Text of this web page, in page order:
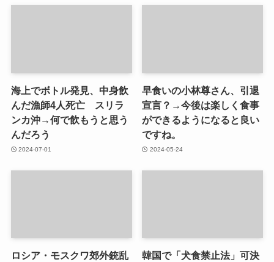
海上でボトル発見、中身飲
んだ漁師4人死亡 スリラ
ンカ沖→何で飲もうと思う
んだろう
2024-07-01
早食いの小林尊さん、引退
宣言？→今後は楽しく食事
ができるようになると良い
ですね。
2024-05-24
ロシア・モスクワ郊外銃乱
韓国で「犬食禁止法」可決